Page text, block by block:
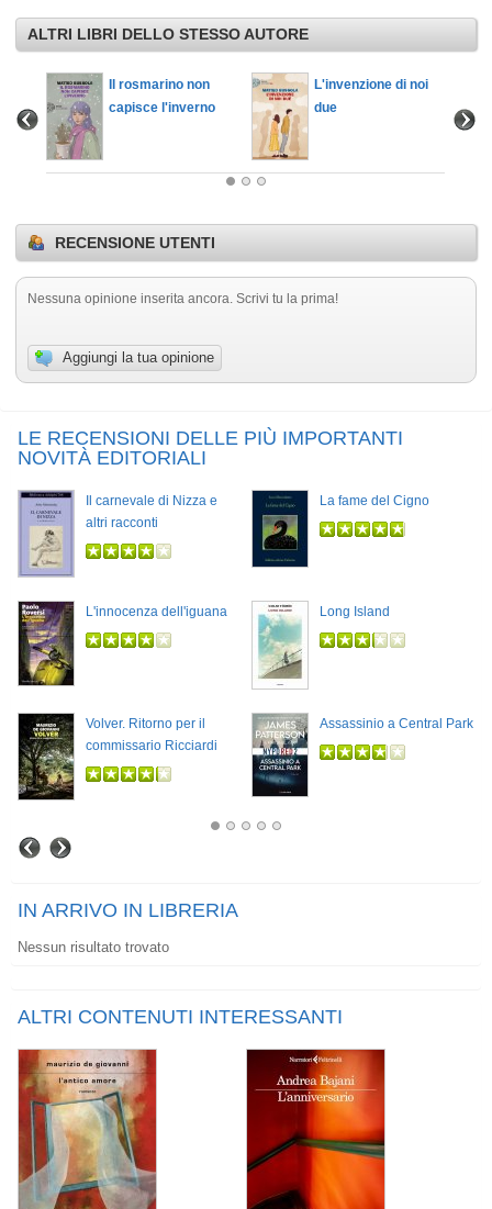
ALTRI LIBRI DELLO STESSO AUTORE
Il rosmarino non
capisce l'inverno
L'invenzione di noi
due
RECENSIONE UTENTI
Nessuna opinione inserita ancora. Scrivi tu la prima!
Aggiungi la tua opinione
LE RECENSIONI DELLE PIÙ IMPORTANTI
NOVITÀ EDITORIALI
Il carnevale di Nizza e
altri racconti
La fame del Cigno
L'innocenza dell'iguana Long Island
Volver. Ritorno per il
commissario Ricciardi
Assassinio a Central Park
IN ARRIVO IN LIBRERIA
Nessun risultato trovato
ALTRI CONTENUTI INTERESSANTI